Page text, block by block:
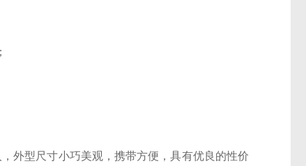
型尺寸小巧美观，携带方便，具有优良的性价